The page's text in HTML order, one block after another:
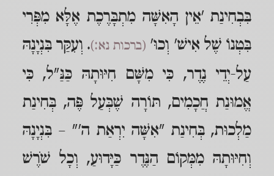
בִּבְחִינַת 'אֵין הָאִשָּׁה מִתְבָּרֶכֶת אֶלָּא מִפְּרִי
בִּטְנוֹ שֶׁל אִישׁ' וְכוּ' (ברכות נא:). וְעִקַּר בִּנְיָנָהּ
עַל-יְדֵי נֶדֶר, כִּי מִשָּׁם חִיּוּתָהּ כַּנַּ"ל, כִּי
אֱמוּנַת חֲכָמִים, תּוֹרָה שֶׁבְּעַל פֶּה, בְּחִינַת
מַלְכוּת, בְּחִינַת "אִשָּׁה יִרְאַת ה'" – בִּנְיָנָהּ
וְחִיּוּתָהּ מִמְּקוֹם הַנֶּדֶר כַּיָּדוּעַ, וְכָל שֹׁרֶשׁ